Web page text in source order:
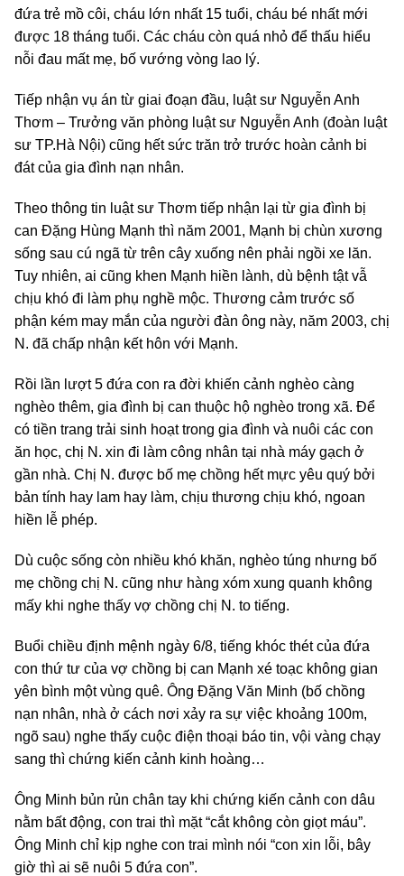
đứa trẻ mồ côi, cháu lớn nhất 15 tuổi, cháu bé nhất mới
được 18 tháng tuổi. Các cháu còn quá nhỏ để thấu hiểu
nỗi đau mất mẹ, bố vướng vòng lao lý.
Tiếp nhận vụ án từ giai đoạn đầu, luật sư Nguyễn Anh
Thơm – Trưởng văn phòng luật sư Nguyễn Anh (đoàn luật
sư TP.Hà Nội) cũng hết sức trăn trở trước hoàn cảnh bi
đát của gia đình nạn nhân.
Theo thông tin luật sư Thơm tiếp nhận lại từ gia đình bị
can Đặng Hùng Mạnh thì năm 2001, Mạnh bị chùn xương
sống sau cú ngã từ trên cây xuống nên phải ngồi xe lăn.
Tuy nhiên, ai cũng khen Mạnh hiền lành, dù bệnh tật vẫ
chịu khó đi làm phụ nghề mộc. Thương cảm trước số
phận kém may mắn của người đàn ông này, năm 2003, chị
N. đã chấp nhận kết hôn với Mạnh.
Rồi lần lượt 5 đứa con ra đời khiến cảnh nghèo càng
nghèo thêm, gia đình bị can thuộc hộ nghèo trong xã. Để
có tiền trang trải sinh hoạt trong gia đình và nuôi các con
ăn học, chị N. xin đi làm công nhân tại nhà máy gạch ở
gần nhà. Chị N. được bố mẹ chồng hết mực yêu quý bởi
bản tính hay lam hay làm, chịu thương chịu khó, ngoan
hiền lễ phép.
Dù cuộc sống còn nhiều khó khăn, nghèo túng nhưng bố
mẹ chồng chị N. cũng như hàng xóm xung quanh không
mấy khi nghe thấy vợ chồng chị N. to tiếng.
Buổi chiều định mệnh ngày 6/8, tiếng khóc thét của đứa
con thứ tư của vợ chồng bị can Mạnh xé toạc không gian
yên bình một vùng quê. Ông Đặng Văn Minh (bố chồng
nạn nhân, nhà ở cách nơi xảy ra sự việc khoảng 100m,
ngõ sau) nghe thấy cuộc điện thoại báo tin, vội vàng chạy
sang thì chứng kiến cảnh kinh hoàng…
Ông Minh bủn rủn chân tay khi chứng kiến cảnh con dâu
nằm bất động, con trai thì mặt “cắt không còn giọt máu”.
Ông Minh chỉ kịp nghe con trai mình nói “con xin lỗi, bây
giờ thì ai sẽ nuôi 5 đứa con”.